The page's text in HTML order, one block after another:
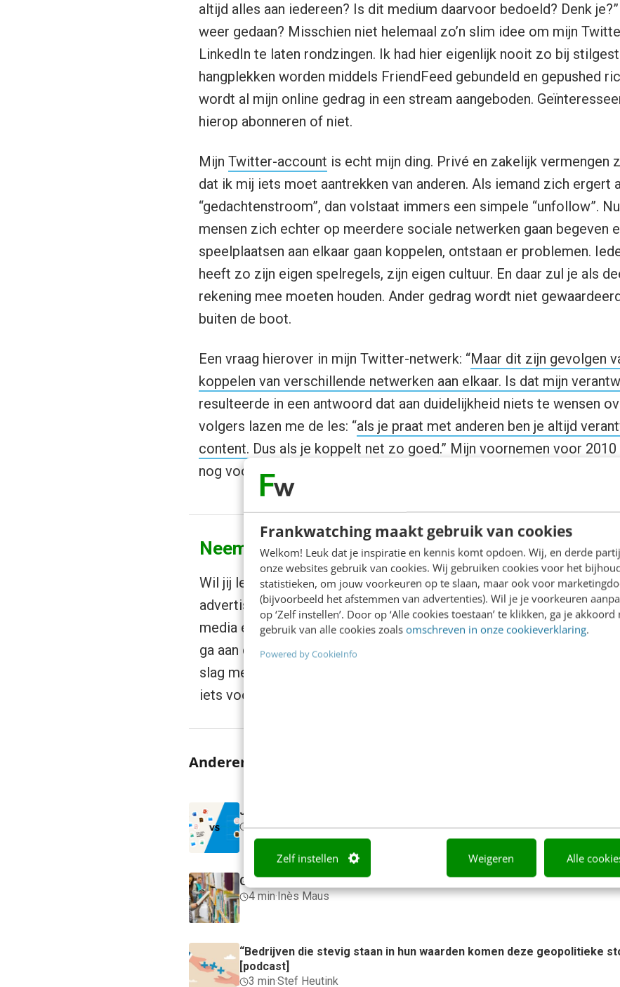
Frankwatching maakt gebruik van cookies
Welkom! Leuk dat je inspiratie en kennis komt opdoen. Wij, en derde
onze websites gebruik van cookies. Wij gebruiken cookies voor het
statistieken, om jouw voorkeuren op te slaan, maar ook voor
(bijvoorbeeld het afstemmen van advertenties). Wil je je voorkeuren
op ‘Zelf instellen’. Door op ‘Alle cookies toestaan’ te klikken, ga je akkoord
gebruik van alle cookies zoals omschreven in onze cookieverklaring.
Powered by CookieInfo
Zelf instellen Weigeren Alle
altijd alles aan iedereen? Is dit medium daarvoor bedoeld? Denk
weer gedaan? Misschien niet helemaal zo’n slim idee om mijn
LinkedIn te laten rondzingen. Ik had hier eigenlijk nooit zo bij
hangplekken worden middels FriendFeed gebundeld en gepushed
wordt al mijn online gedrag in een stream aangeboden.
hierop abonneren of niet.
Mijn Twitter-account is echt mijn ding. Privé en zakelijk vermengen
dat ik mij iets moet aantrekken van anderen. Als iemand zich ergert
“gedachtenstroom”, dan volstaat immers een simpele “unfollow”.
mensen zich echter op meerdere sociale netwerken gaan begeven
speelplaatsen aan elkaar gaan koppelen, ontstaan er problemen.
heeft zo zijn eigen spelregels, zijn eigen cultuur. En daar zul je als
rekening mee moeten houden. Ander gedrag wordt niet
buiten de boot.
Een vraag hierover in mijn Twitter-netwerk: “Maar dit zijn gevolgen
koppelen van verschillende netwerken aan elkaar. Is dat mijn
resulteerde in een antwoord dat aan duidelijkheid niets te wensen
volgers lazen me de les: “als je praat met anderen ben je altijd
content. Dus als je koppelt net zo goed.” Mijn voornemen voor
nog voor de voorjaarschoonmaak zijn al mijn webstekjes picobello
Neem je strategie onder de loep
Wil jij leren om nóg meer uit social media marketing (en
advertising) te halen? Dan is onze 6-daagse opleiding Social
media een aanrader. Leer alles over de belangrijkste kanalen,
ga aan de slag met het herdefiniëren van KPI's en ga aan de
slag met het optimaliseren van je strategie. Benieuwd of het
iets voor je is?
Anderen lezen ook
Je merk opleveren? Waarom een PDF niet meer genoeg is
5 min·Danny Verroen
Geef structuur aan je content met een contentbibliotheek [5 stappen]
4 min·Inès Maus
“Bedrijven die stevig staan in hun waarden komen deze geopolitieke
[podcast]
3 min·Stef Heutink